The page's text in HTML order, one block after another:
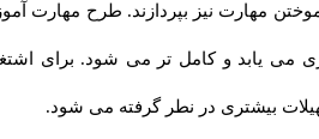
مهارت نیز بپردازند. طرح مهارت آموزی
یابد و کامل تر می شود. برای اشتغال
بیشتری در نطر گرفته می شود.